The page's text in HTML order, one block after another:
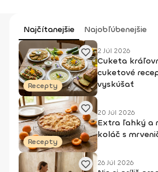
Najčítanejšie Najobľúbenejšie
Recepty
2 Júl 2026
Cuketa
cuketové
vyskúšať
Recepty
20 Júl 2026
Extra ľahký a
koláč s
26 Júl 2026